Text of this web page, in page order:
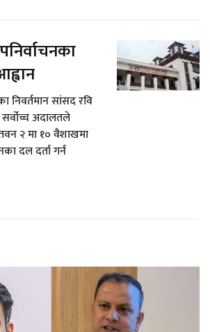
निवर्तमान सांसद रवि
अदालतले
२ मा १० वैशाखमा
दल दर्ता गर्न